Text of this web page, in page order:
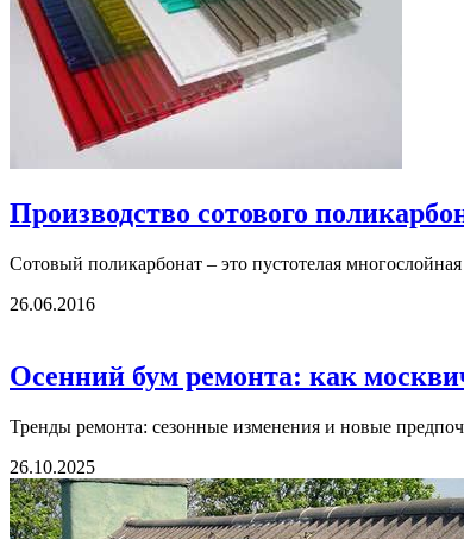
Производство сотового
Сотовый поликарбонат – это пустотелая
26.06.2016
Осенний бум ремонта: как
Тренды ремонта: сезонные изменения и новые
26.10.2025